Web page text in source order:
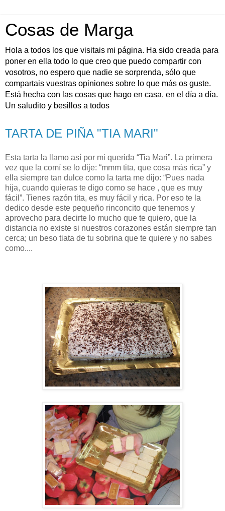
Cosas de Marga
Hola a todos los que visitais mi página. Ha sido creada para
poner en ella todo lo que creo que puedo compartir con
vosotros, no espero que nadie se sorprenda, sólo que
compartais vuestras opiniones sobre lo que más os guste.
Está hecha con las cosas que hago en casa, en el día a día.
Un saludito y besillos a todos
TARTA DE PIÑA "TIA MARI"
Esta tarta la llamo así por mi querida “Tia Mari”. La primera
vez que la comí se lo dije: “mmm tita, que cosa más rica” y
ella siempre tan dulce como la tarta me dijo: “Pues nada
hija, cuando quieras te digo como se hace , que es muy
fácil”. Tienes razón tita, es muy fácil y rica. Por eso te la
dedico desde este pequeño rinconcito que tenemos y
aprovecho para decirte lo mucho que te quiero, que la
distancia no existe si nuestros corazones están siempre tan
cerca; un beso tiata de tu sobrina que te quiere y no sabes
como....